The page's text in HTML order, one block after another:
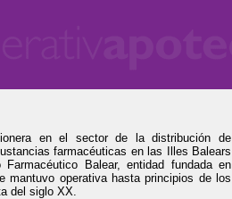
en el sector de la distribución de
farmacéuticas en las Illes Balears
Balear, entidad fundada en
mantuvo operativa hasta principios de los
del siglo XX.